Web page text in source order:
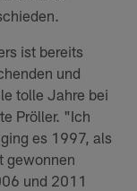
ist bereits
und
tolle Jahre bei
Pröller. "Ich
es 1997, als
gewonnen
und 2011